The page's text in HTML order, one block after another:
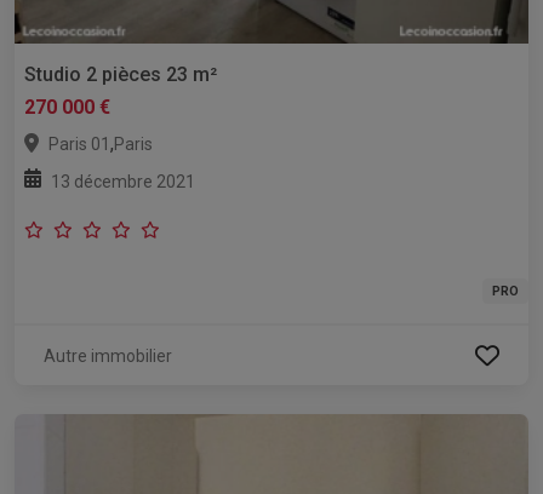
Studio 2 pièces 23 m²
270 000 €
Paris 01 ,Paris
13 décembre 2021
PRO
Autre immobilier